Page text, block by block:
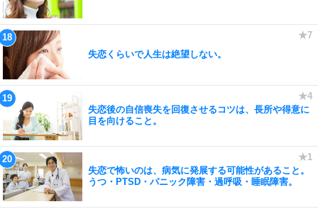
失恋くらいで人生は絶望しない。
失恋後の自信喪失を回復させるコツは、長所や得意に
目を向けること。
失恋で怖いのは、病気に発展する可能性があること。
うつ・PTSD・パニック障害・過呼吸・睡眠障害。